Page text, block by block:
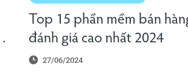
Top 15 phần mềm bán
đánh giá cao nhất 2024
27/06/2024